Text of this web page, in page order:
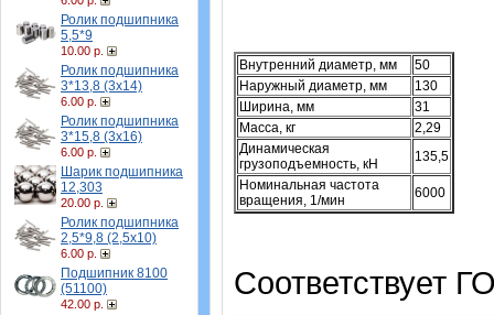
Ролик подшипника
5,5*9
10.00 р.
Ролик подшипника
3*13,8 (3х14)
6.00 р.
Ролик подшипника
3*15,8 (3х16)
6.00 р.
Шарик подшипника
12,303
20.00 р.
Ролик подшипника
2,5*9,8 (2,5х10)
6.00 р.
Подшипник 8100
(51100)
42.00 р.
Внутренний диаметр, мм
50
Наружный диаметр, мм
130
Ширина, мм
31
Масса, кг
2,29
Динамическая
грузоподъемность, кН
135,5
Номинальная частота
вращения, 1/мин
6000
Соответствует